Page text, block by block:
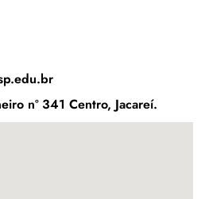
nº 341 Centro, Jacareí.